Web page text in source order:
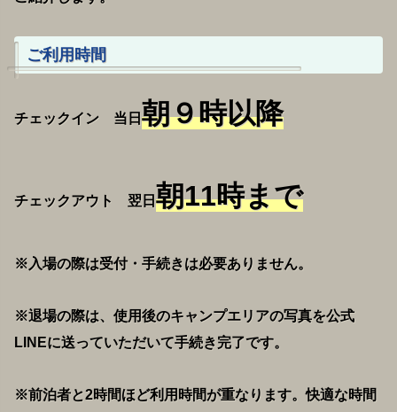
ご利用時間
チェックイン 当日 朝９時以降
チェックアウト 翌日 朝11時まで
※入場の際は受付・手続きは必要ありません。
※退場の際は、使用後のキャンプエリアの写真を公式
LINEに送っていただいて手続き完了です。
※前泊者と2時間ほど利用時間が重なります。快適な時間